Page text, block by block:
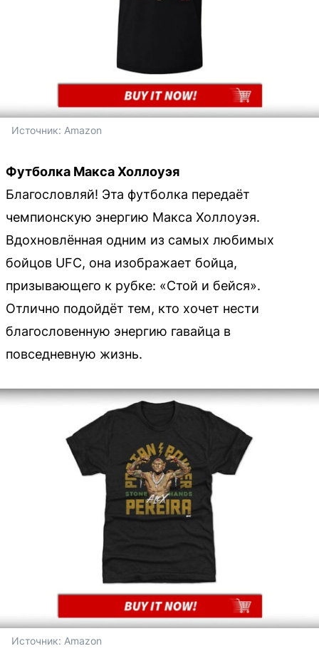
Источник: Amazon
Футболка Макса Холлоуэя
Благословляй! Эта футболка передаёт
чемпионскую энергию Макса Холлоуэя.
Вдохновлённая одним из самых любимых
бойцов UFC, она изображает бойца,
призывающего к рубке: «Стой и бейся».
Отлично подойдёт тем, кто хочет нести
благословенную энергию гавайца в
повседневную жизнь.
Источник: Amazon